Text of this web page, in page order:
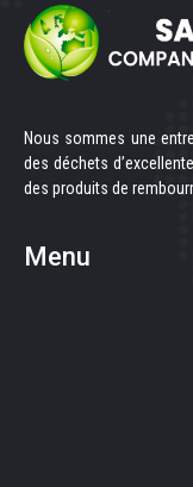
Nous sommes une
des déchets
des produits de
Menu